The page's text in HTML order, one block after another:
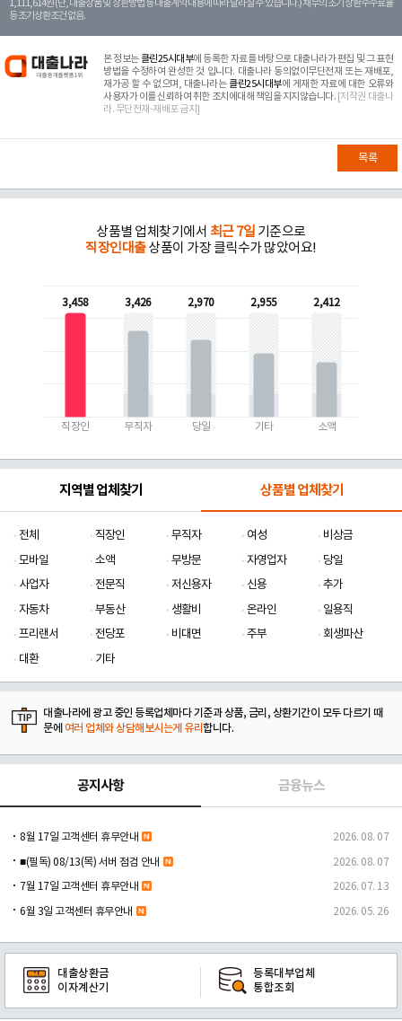
1,111,614원 (단, 대출상품 및 상환방법 등 대출계약 내용에 따라 달라질 수 있습니다.) 채무의 조기 상환수수료율
등 조기상환조건 없음.
본 정보는 클린25시대부에 등록한 자료를 바탕으로 대출나라가 편집 및 그 표현
방법을 수정하여 완성한 것 입니다. 대출나라 동의없이무단전재 또는 재배포,
재가공 할 수 없으며, 대출나라는 클린25시대부에 게재한 자료에 대한 오류와
사용자가 이를 신뢰하여 취한 조치에대해 책임을 지지않습니다. [저작권 대출나
라. 무단전재-재배포 금지]
목록
상품별 업체찾기에서 최근 7일 기준으로
직장인대출상품이 가장 클릭수가 많았어요!
3,458
직장인
3,426
무직자
2,970
당일
2,955
기타
2,412
소액
지역별 업체찾기 상품별 업체찾기
전체 직장인 무직자 여성
비상금
모바일
소액 무방문 자영업자
당일
사업자
전문직 저신용자 신용
추가
자동차
부동산 생활비 온라인
일용직
프리랜서
전당포 비대면 주부
회생파산
대환
기타
대출나라에 광고 중인 등록업체마다 기준과 상품, 금리, 상환기간이 모두 다르기 때
문에 여러 업체와 상담해보시는게 유리합니다.
공지사항 금융뉴스
8월 17일 고객센터 휴무안내 2026. 08. 07
■(필독) 08/13(목) 서버 점검 안내 2026. 08. 07
7월 17일 고객센터 휴무안내 2026. 07. 13
6월 3일 고객센터 휴무안내 2026. 05. 26
대출상환금
이자계산기
등록대부업체
통합조회